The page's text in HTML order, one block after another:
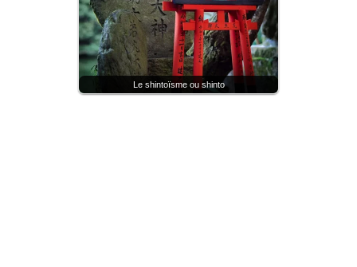
Le shintoïsme ou shinto